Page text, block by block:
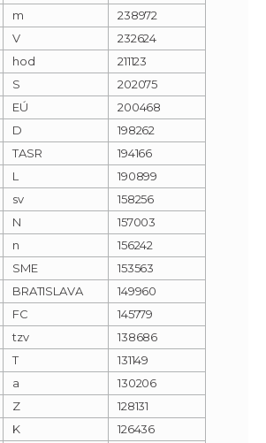
m
238972
V
232624
hod
211123
S
202075
EÚ
200468
D
198262
TASR
194166
L
190899
sv
158256
N
157003
n
156242
SME
153563
BRATISLAVA
149960
FC
145779
tzv
138686
T
131149
a
130206
Z
128131
K
126436